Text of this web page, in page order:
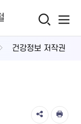
건강정보 저작권